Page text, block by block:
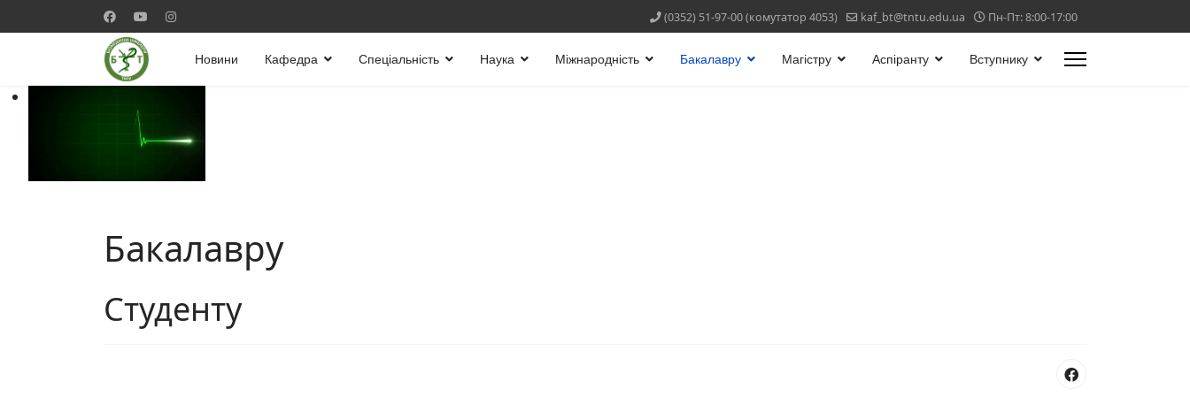
(0352) 51-97-00 (комутатор 4053) kaf_bt@tntu.edu.ua Пн-Пт: 8:00-17:00
Новини Кафедра Спеціальність Наука Міжнародність Бакалавру Магістру Аспіранту Вступнику
Бакалавру
Студенту